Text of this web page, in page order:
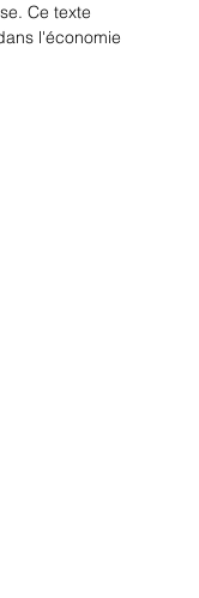
Ce texte
l'économie